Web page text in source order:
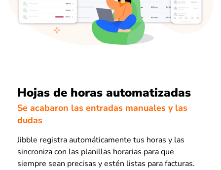
Hojas de horas automatizadas
Se acabaron las entradas manuales y las
dudas
Jibble registra automáticamente tus horas y las
sincroniza con las planillas horarias para que
siempre sean precisas y estén listas para facturas.